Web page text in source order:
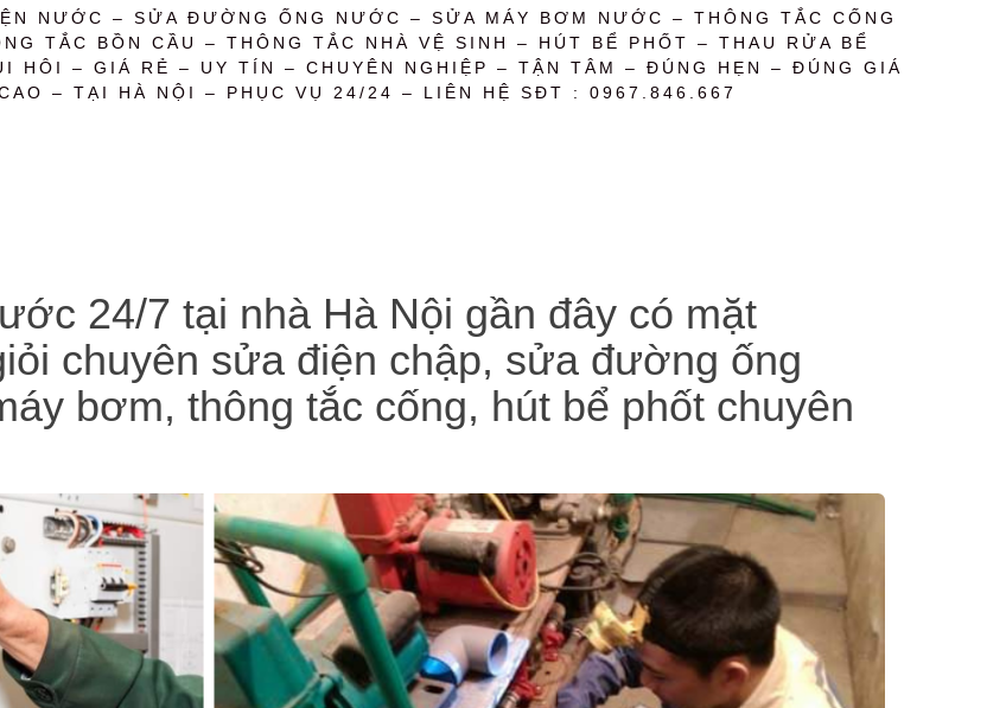
NƯỚC – SỬA ĐƯỜNG ỐNG NƯỚC – SỬA MÁY BƠM NƯỚC – THÔNG TẮC CỐNG
TẮC BỒN CẦU – THÔNG TẮC NHÀ VỆ SINH – HÚT BỂ PHỐT – THAU RỬA BỂ
HÔI – GIÁ RẺ – UY TÍN – CHUYÊN NGHIỆP – TẬN TÂM – ĐÚNG HẸN – ĐÚNG GIÁ
– TẠI HÀ NỘI – PHỤC VỤ 24/24 – LIÊN HỆ SĐT : 0967.846.667
24/7 tại nhà Hà Nội gần đây có mặt
chuyên sửa điện chập, sửa đường ống
bơm, thông tắc cống, hút bể phốt chuyên